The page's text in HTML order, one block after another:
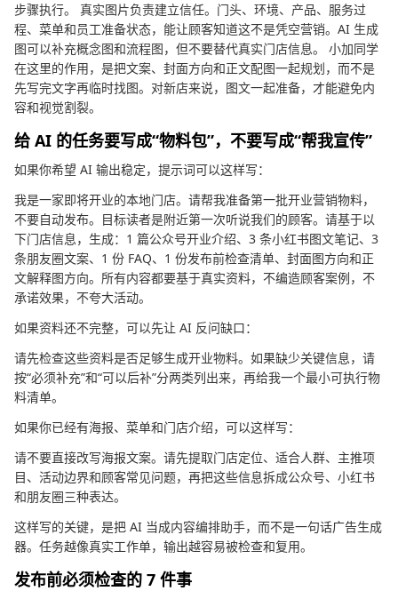
步骤执行。 真实图片负责建立信任。门头、环境、产品、服务过
程、菜单和员工准备状态，能让顾客知道这不是凭空营销。AI 生成
图可以补充概念图和流程图，但不要替代真实门店信息。 小加同学
在这里的作用，是把文案、封面方向和正文配图一起规划，而不是
先写完文字再临时找图。对新店来说，图文一起准备，才能避免内
容和视觉割裂。
给 AI 的任务要写成“物料包”，不要写成“帮我宣传”
如果你希望 AI 输出稳定，提示词可以这样写：
我是一家即将开业的本地门店。请帮我准备第一批开业营销物料，
不要自动发布。目标读者是附近第一次听说我们的顾客。请基于以
下门店信息，生成：1 篇公众号开业介绍、3 条小红书图文笔记、3
条朋友圈文案、1 份 FAQ、1 份发布前检查清单、封面图方向和正
文解释图方向。所有内容都要基于真实资料，不编造顾客案例，不
承诺效果，不夸大活动。
如果资料还不完整，可以先让 AI 反问缺口：
请先检查这些资料是否足够生成开业物料。如果缺少关键信息，请
按“必须补充”和“可以后补”分两类列出来，再给我一个最小可执行物
料清单。
如果你已经有海报、菜单和门店介绍，可以这样写：
请不要直接改写海报文案。请先提取门店定位、适合人群、主推项
目、活动边界和顾客常见问题，再把这些信息拆成公众号、小红书
和朋友圈三种表达。
这样写的关键，是把 AI 当成内容编排助手，而不是一句话广告生成
器。任务越像真实工作单，输出越容易被检查和复用。
发布前必须检查的 7 件事